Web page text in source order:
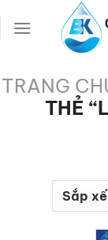
đến
TRANG
THẺ